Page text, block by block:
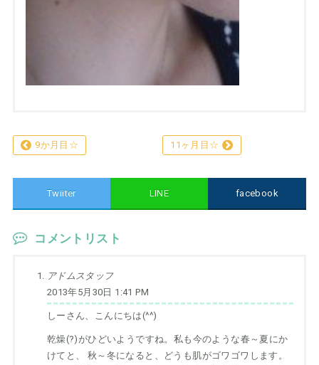
9か月目☆ 11ヶ月目☆
Twiiter LINE facebook
コメントリスト
アドムスタッフ
2013年5月30日 1:41 PM
しーさん、こんにちは(^^)
乾燥(?)がひどいようですね。私も今のような春～夏にか
けてと、 秋～冬になると、どうも肌がゴワゴワします。